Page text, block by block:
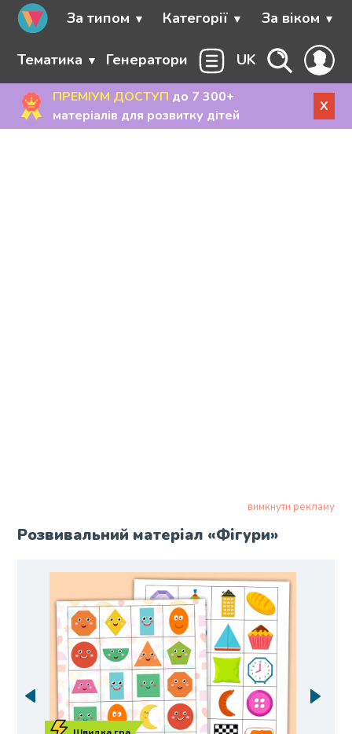
За типом Категорії За віком
Тематика Генератори UK
ПРЕМІУМ ДОСТУП до 7 300+
матеріалів для розвитку дітей
X
вимкнути рекламу
Розвивальний матеріал «Фігури»